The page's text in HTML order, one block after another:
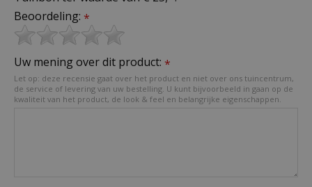
Beoordeling: *
Uw mening over dit product: *
Let op: deze recensie gaat over het product en niet over ons tuincentrum,
de service of levering van uw bestelling. U kunt bijvoorbeeld in gaan op de
kwaliteit van het product, de look & feel en belangrijke eigenschappen.